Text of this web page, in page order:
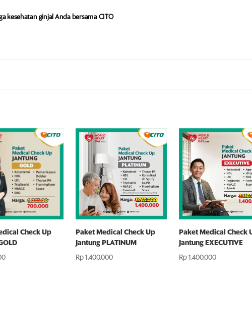
kesehatan ginjal Anda bersama CITO
Check Up
Paket Medical Check Up
Jantung PLATINUM
Rp1.400.000
Paket Medical Check
Jantung EXECUTIVE
Rp 1.400.000